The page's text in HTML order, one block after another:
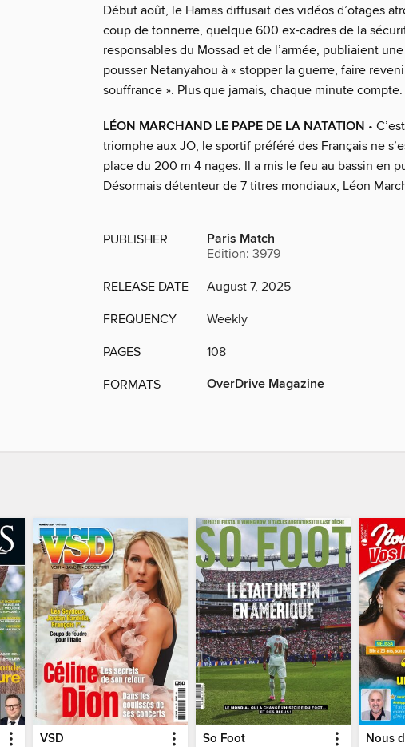
Début août, le Hamas diffusait des vidéos d’otages
coup de tonnerre, quelque 600 ex-cadres de la
responsables du Mossad et de l’armée, publiaient
pousser Netanyahou à « stopper la guerre, faire
souffrance ». Plus que jamais, chaque minute compte.
LÉON MARCHAND LE PAPE DE LA NATATION •
triomphe aux JO, le sportif préféré des Français ne
place du 200 m 4 nages. Il a mis le feu au bassin en
Désormais détenteur de 7 titres mondiaux, Léon
PUBLISHER Paris Match
Edition: 3979
RELEASE DATE August 7, 2025
FREQUENCY Weekly
PAGES 108
FORMATS OverDrive Magazine
VSD So Foot